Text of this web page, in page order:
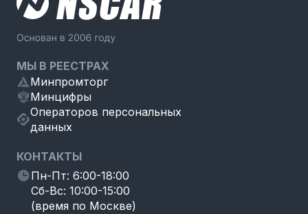
МЫ В РЕЕСТРАХ
Минпромторг
Минцифры
Операторов персональных
данных
КОНТАКТЫ
Пн-Пт: 6:00-18:00
Сб-Вс: 10:00-15:00
(время по Москве)